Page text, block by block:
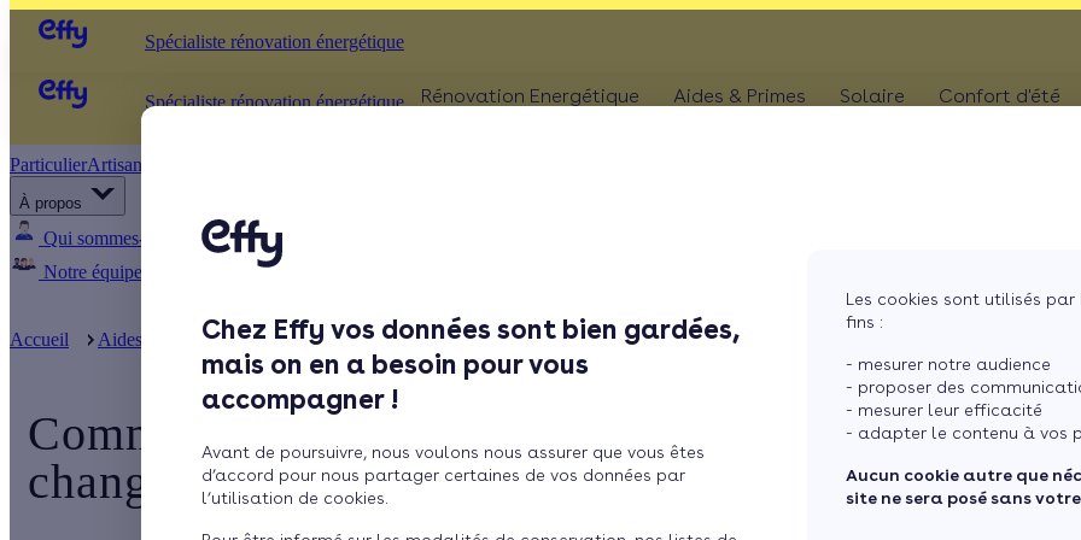
Chez Effy vos données sont bien gardées,
mais on en a besoin pour vous
accompagner !
Avant de poursuivre, nous voulons nous assurer que vous êtes
d’accord pour nous partager certaines de vos données par
l’utilisation de cookies.
Les cookies sont utilisés
fins :
- mesurer notre audience
- proposer des
- mesurer leur efficacité
- adapter le contenu à vos
Aucun cookie autre que
site ne sera posé sans
ParticulierArtisan / installateur
À propos
Qui sommes-nous ? Pourquoi Effy ?
Notre équipe
Rejoignez-nous
Spécialiste rénovation énergétique Rénovation Energétique
Sols
Chaudière
Dépannage chauffage
Aides & Primes
Aides chauffe-eau
thermodynamique
Solaire
Batterie panneaux
Confort d'été
Pergola
Store
Spécialiste rénovation énergétique
Accueil Aides énergétiques Comment obtenir une aide financière pour le c ...
Comment obtenir une aide financière pour le
changement d’une porte d’entrée ?